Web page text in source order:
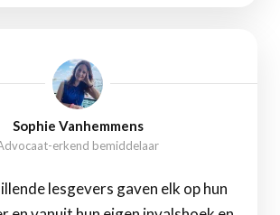
Sophie Vanhemmens
erkend bemiddelaar
lesgevers gaven elk op hun